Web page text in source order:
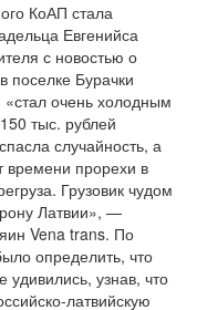
КоАП стала
Евгенийса
с новостью о
поселке Бурачки
«стал очень холодным
тыс. рублей
случайность, а
времени прорехи в
Грузовик чудом
Латвии», —
Vena trans. По
определить, что
узнав, что
латвийскую